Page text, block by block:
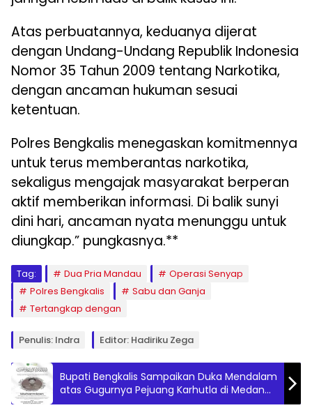
Atas perbuatannya, keduanya dijerat
dengan Undang-Undang Republik Indonesia
Nomor 35 Tahun 2009 tentang Narkotika,
dengan ancaman hukuman sesuai
ketentuan.
Polres Bengkalis menegaskan komitmennya
untuk terus memberantas narkotika,
sekaligus mengajak masyarakat berperan
aktif memberikan informasi. Di balik sunyi
dini hari, ancaman nyata menunggu untuk
diungkap.” pungkasnya.**
Tag: Dua Pria Mandau
Operasi Senyap
Polres Bengkalis
Sabu dan Ganja
Tertangkap dengan
Penulis: Indra Editor: Hadiriku Zega
Bupati Bengkalis Sampaikan Duka Mendalam
atas Gugurnya Pejuang Karhutla di Medan
Tugas